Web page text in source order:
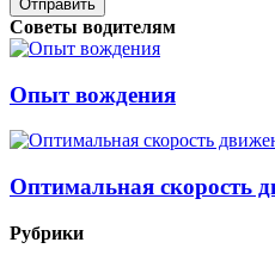
Советы водителям
Опыт вождения
Оптимальная скорость
Рубрики